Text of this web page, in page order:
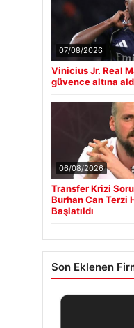
07/08/2026
Vinicius Jr. Real
güvence altına
06/08/2026
Transfer Krizi
Burhan Can Terzi
Başlatıldı
Son Eklenen